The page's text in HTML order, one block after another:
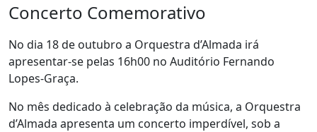
Concerto Comemorativo
No dia 18 de outubro a Orquestra d’Almada irá
apresentar-se pelas 16h00 no Auditório Fernando
Lopes-Graça.
No mês dedicado à celebração da música, a Orquestra
d’Almada apresenta um concerto imperdível, sob a